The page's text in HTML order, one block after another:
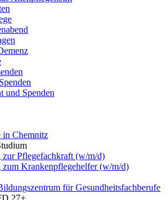
und Spenden
in Chemnitz
zur Pflegefachkraft (w/m/d)
zum Krankenpflegehelfer (w/m/d)
für Gesundheitsfachberufe
27+